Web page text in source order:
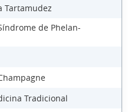
Tartamudez
de Phelan-
Tradicional